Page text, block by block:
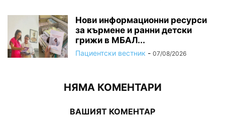
Нови информационни ресурси
за кърмене и ранни детски
грижи в МБАЛ...
Пациентски вестник - 07/08/2026
НЯМА КОМЕНТАРИ
ВАШИЯТ КОМЕНТАР